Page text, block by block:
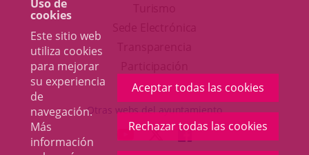
Uso de
cookies
Este sitio web
utiliza cookies
para mejorar
su experiencia
de
navegación.
Más
información
Aceptar todas las cookies
Rechazar todas las cookies
en
una
ventana
nueva.
aplicación
externa.
Otras webs del ayuntamiento
ENLACE
A
ENLACE
A
ENLACE
A